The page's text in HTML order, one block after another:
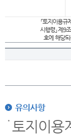
「토지이용규
시행령」 제9
호에 해당
유의사항
토지이용